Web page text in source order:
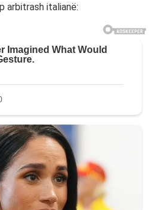
arbitrash italianë: